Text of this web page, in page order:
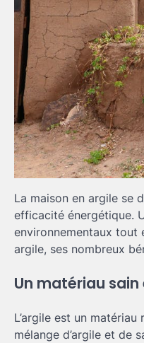
La maison en argile se
efficacité énergétique.
environnementaux tout
argile, ses nombreux
Un matériau
L’argile est un
mélange d’argile et de